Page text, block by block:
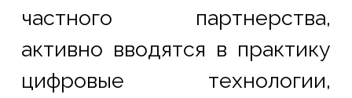
частного партнерства,
активно вводятся в практику
цифровые технологии,